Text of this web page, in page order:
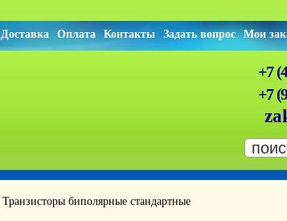
Доставка Оплата Контакты Задать вопрос Мои
+7
+7
Транзисторы биполярные стандартные